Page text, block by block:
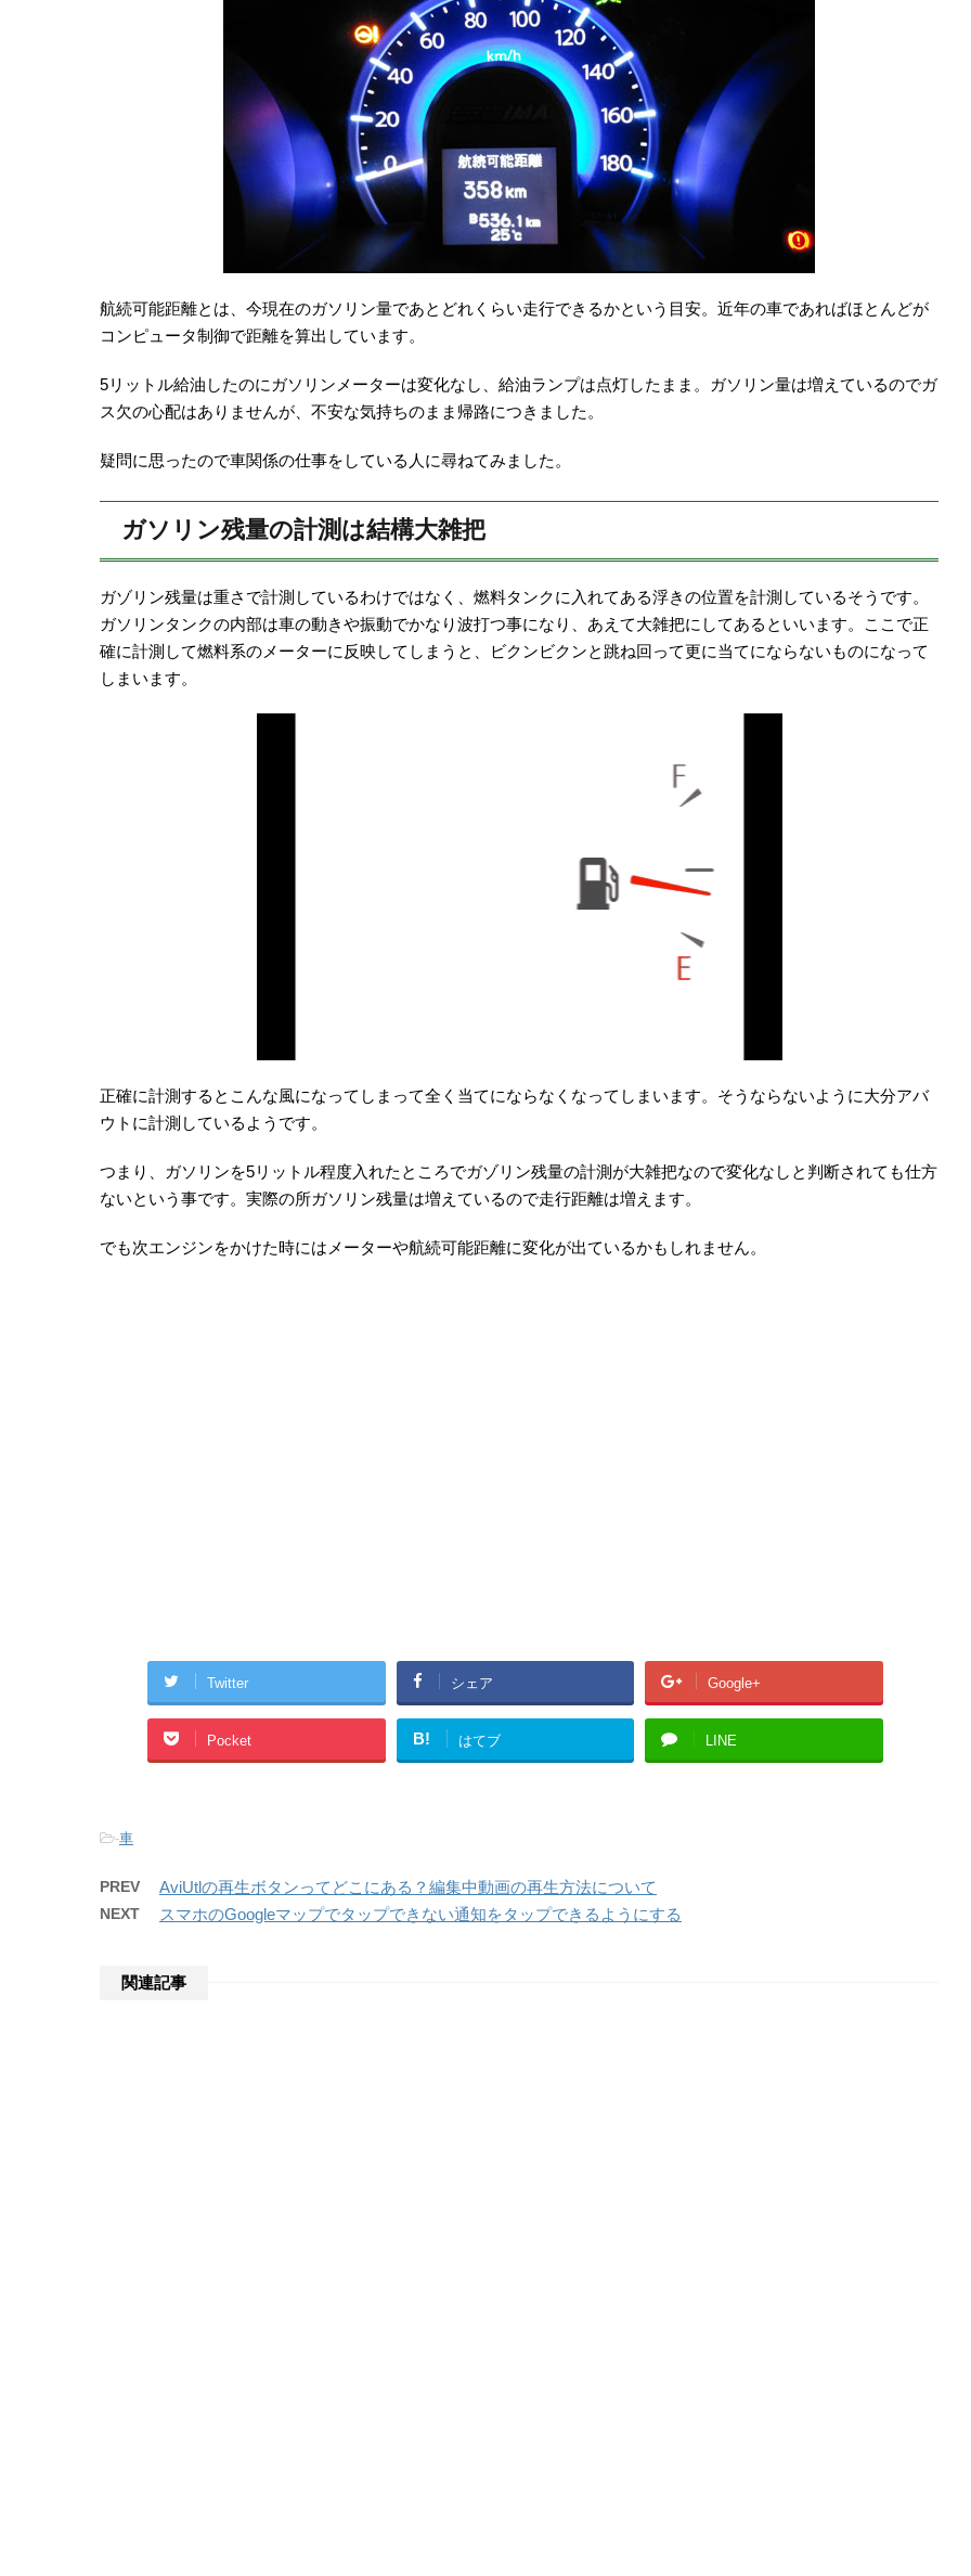
航続可能距離とは、今現在のガソリン量であとどれくらい走行できるかという目安。近年の車であればほとんどが
コンピュータ制御で距離を算出しています。
5リットル給油したのにガソリンメーターは変化なし、給油ランプは点灯したまま。ガソリン量は増えているのでガ
ス欠の心配はありませんが、不安な気持ちのまま帰路につきました。
疑問に思ったので車関係の仕事をしている人に尋ねてみました。
ガソリン残量の計測は結構大雑把
ガゾリン残量は重さで計測しているわけではなく、燃料タンクに入れてある浮きの位置を計測しているそうです。
ガソリンタンクの内部は車の動きや振動でかなり波打つ事になり、あえて大雑把にしてあるといいます。ここで正
確に計測して燃料系のメーターに反映してしまうと、ビクンビクンと跳ね回って更に当てにならないものになって
しまいます。
正確に計測するとこんな風になってしまって全く当てにならなくなってしまいます。そうならないように大分アバ
ウトに計測しているようです。
つまり、ガソリンを5リットル程度入れたところでガゾリン残量の計測が大雑把なので変化なしと判断されても仕方
ないという事です。実際の所ガソリン残量は増えているので走行距離は増えます。
でも次エンジンをかけた時にはメーターや航続可能距離に変化が出ているかもしれません。
Twitter シェア Google+
Pocket B! はてブ LINE
-車
PREV AviUtlの再生ボタンってどこにある？編集中動画の再生方法について
NEXT スマホのGoogleマップでタップできない通知をタップできるようにする
関連記事